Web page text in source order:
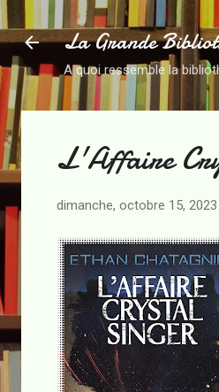
La Grande
A quoi ressemble la
L'Affaire
dimanche, octobre 15, 2023